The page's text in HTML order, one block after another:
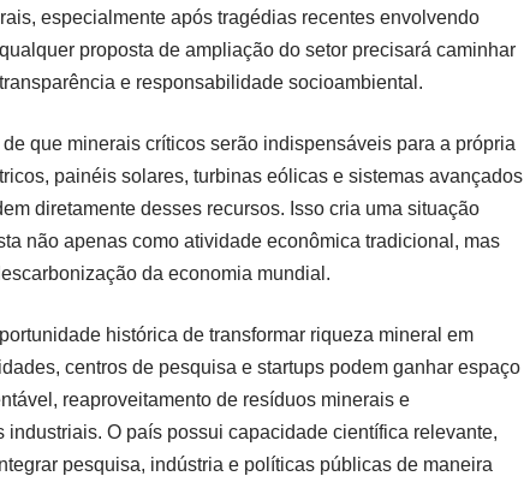
especialmente após tragédias recentes envolvendo
proposta de ampliação do setor precisará caminhar
e responsabilidade socioambiental.
que minerais críticos serão indispensáveis para a própria
painéis solares, turbinas eólicas e sistemas avançados
diretamente desses recursos. Isso cria uma situação
não apenas como atividade econômica tradicional, mas
da economia mundial.
histórica de transformar riqueza mineral em
centros de pesquisa e startups podem ganhar espaço
reaproveitamento de resíduos minerais e
O país possui capacidade científica relevante,
pesquisa, indústria e políticas públicas de maneira